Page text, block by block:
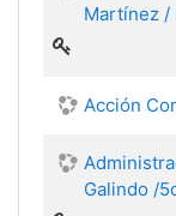
Martínez /
Acción
Galindo /